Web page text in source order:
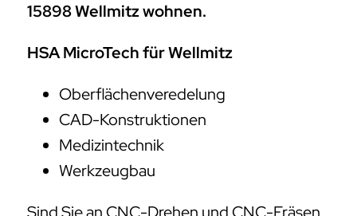
15898 Wellmitz wohnen.
HSA MicroTech für Wellmitz
Oberflächenveredelung
CAD-Konstruktionen
Medizintechnik
Werkzeugbau